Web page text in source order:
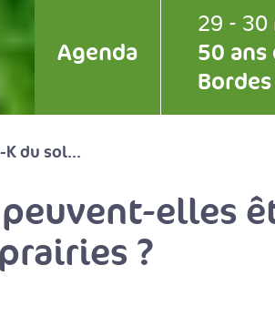
Agenda
29 -
50
Bordes
K du sol...
elles
?